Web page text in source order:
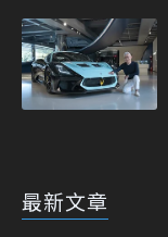
最新文章